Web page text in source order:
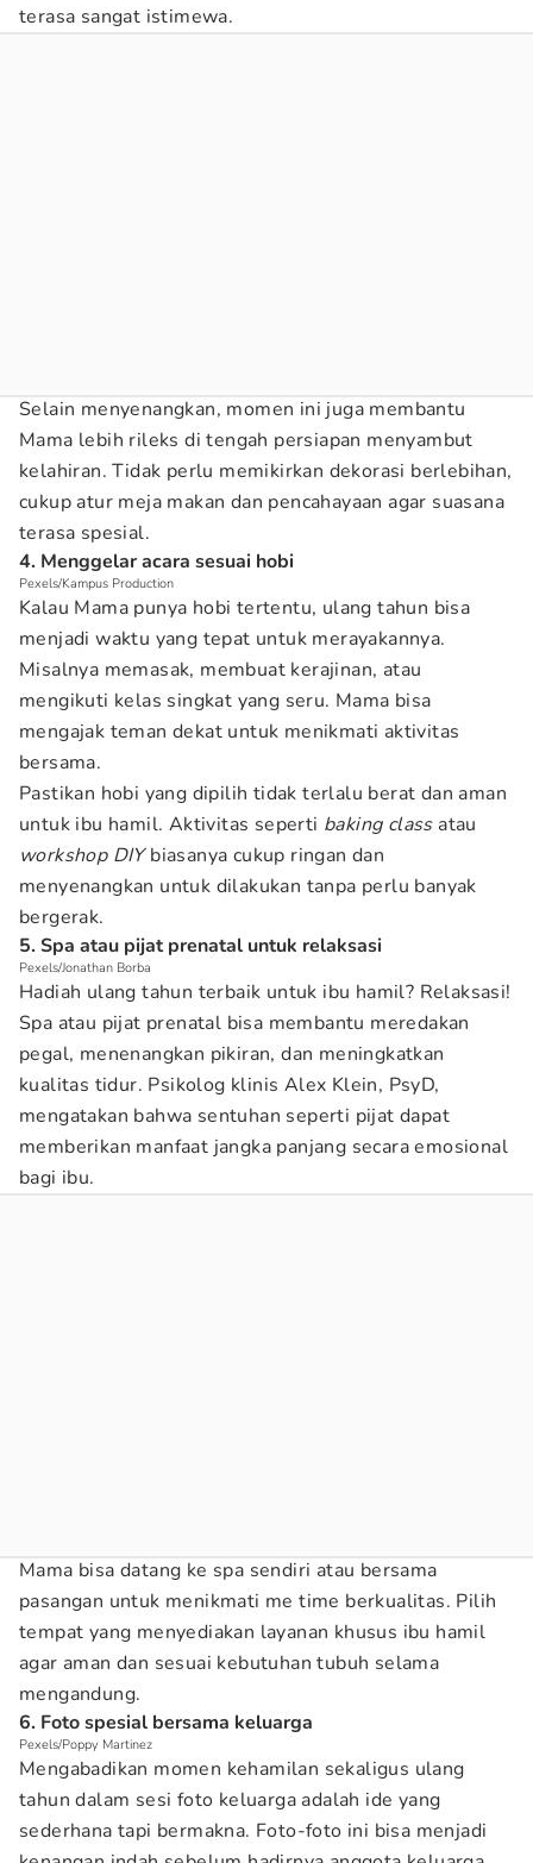
terasa sangat istimewa.
Selain menyenangkan, momen ini juga membantu
Mama lebih rileks di tengah persiapan menyambut
kelahiran. Tidak perlu memikirkan dekorasi berlebihan,
cukup atur meja makan dan pencahayaan agar suasana
terasa spesial.
4. Menggelar acara sesuai hobi
Pexels/Kampus Production
Kalau Mama punya hobi tertentu, ulang tahun bisa
menjadi waktu yang tepat untuk merayakannya.
Misalnya memasak, membuat kerajinan, atau
mengikuti kelas singkat yang seru. Mama bisa
mengajak teman dekat untuk menikmati aktivitas
bersama.
Pastikan hobi yang dipilih tidak terlalu berat dan aman
untuk ibu hamil. Aktivitas seperti baking class atau
workshop DIYbiasanya cukup ringan dan
menyenangkan untuk dilakukan tanpa perlu banyak
bergerak.
5. Spa atau pijat prenatal untuk relaksasi
Pexels/Jonathan Borba
Hadiah ulang tahun terbaik untuk ibu hamil? Relaksasi!
Spa atau pijat prenatal bisa membantu meredakan
pegal, menenangkan pikiran, dan meningkatkan
kualitas tidur. Psikolog klinis Alex Klein, PsyD,
mengatakan bahwa sentuhan seperti pijat dapat
memberikan manfaat jangka panjang secara emosional
bagi ibu.
Mama bisa datang ke spa sendiri atau bersama
pasangan untuk menikmati me time berkualitas. Pilih
tempat yang menyediakan layanan khusus ibu hamil
agar aman dan sesuai kebutuhan tubuh selama
mengandung.
6. Foto spesial bersama keluarga
Pexels/Poppy Martinez
Mengabadikan momen kehamilan sekaligus ulang
tahun dalam sesi foto keluarga adalah ide yang
sederhana tapi bermakna. Foto-foto ini bisa menjadi